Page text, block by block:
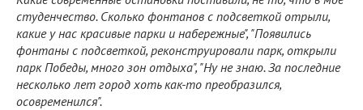
студенчество. Сколько фонтанов с подсветкой отрыли,
какие у нас красивые парки и набережные", "Появились
фонтаны с подсветкой, реконструировали парк, открыли
парк Победы, много зон отдыха", "Ну не знаю. За последние
несколько лет город хоть как-то преобразился,
осовременился".